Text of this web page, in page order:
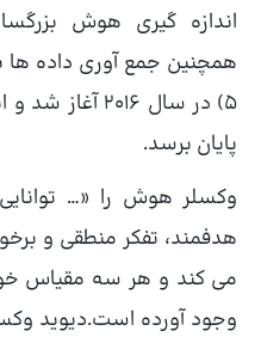
اندازه گیری هوش
پایان برسد.
وکسلر هوش را «…
هدفمند، تفکر منطقی و
می­ کند و هر سه مقیاس